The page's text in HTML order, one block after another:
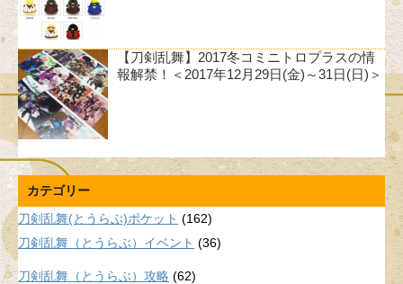
【刀剣乱舞】2017冬コミニトロプラスの情
報解禁！＜2017年12月29日(金)～31日(日)＞
カテゴリー
刀剣乱舞(とうらぶ)ポケット (162)
刀剣乱舞（とうらぶ）イベント (36)
刀剣乱舞（とうらぶ）攻略 (62)